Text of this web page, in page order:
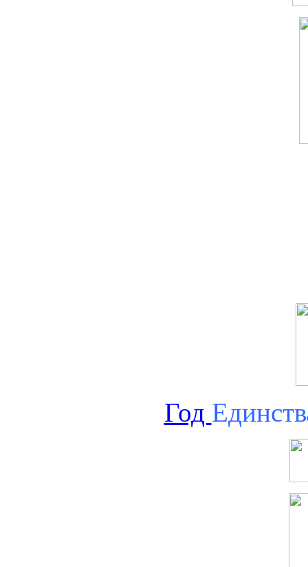
Год